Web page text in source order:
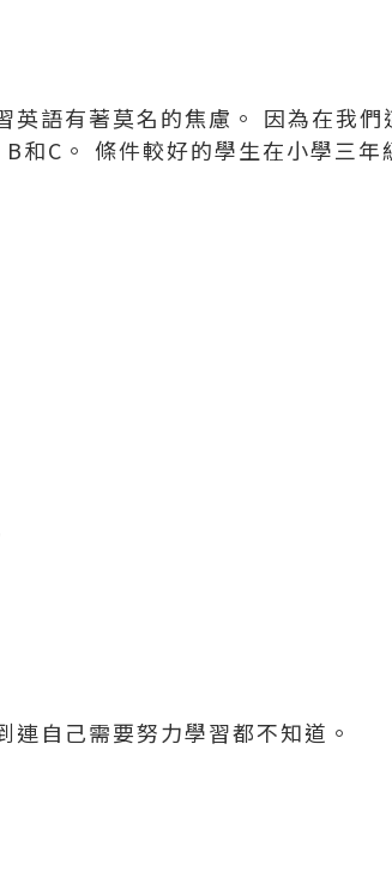
英語有著莫名的焦慮。 因為在我
和C。 條件較好的學生在小學三
連自己需要努力學習都不知道。